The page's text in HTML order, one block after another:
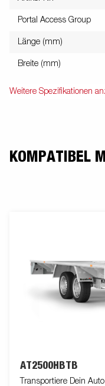
Portal Access Group
Länge (mm)
Breite (mm)
Weitere Spezifikationen
KOMPATIBEL
AT2500HBTB
Transportiere Dein